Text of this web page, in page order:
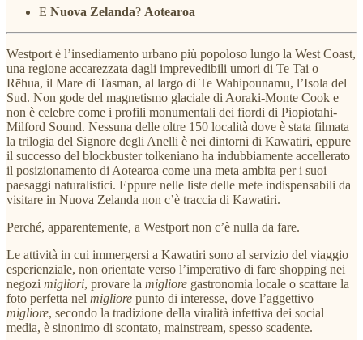
E Nuova Zelanda? Aotearoa
Westport è l’insediamento urbano più popoloso lungo la West Coast,
una regione accarezzata dagli imprevedibili umori di Te Tai o
Rēhua, il Mare di Tasman, al largo di Te Wahipounamu, l’Isola del
Sud. Non gode del magnetismo glaciale di Aoraki-Monte Cook e
non è celebre come i profili monumentali dei fiordi di Piopiotahi-
Milford Sound. Nessuna delle oltre 150 località dove è stata filmata
la trilogia del Signore degli Anelli è nei dintorni di Kawatiri, eppure
il successo del blockbuster tolkeniano ha indubbiamente accellerato
il posizionamento di Aotearoa come una meta ambita per i suoi
paesaggi naturalistici. Eppure nelle liste delle mete indispensabili da
visitare in Nuova Zelanda non c’è traccia di Kawatiri.
Perché, apparentemente, a Westport non c’è nulla da fare.
Le attività in cui immergersi a Kawatiri sono al servizio del viaggio
esperienziale, non orientate verso l’imperativo di fare shopping nei
negozi migliori, provare la migliore gastronomia locale o scattare la
foto perfetta nel migliore punto di interesse, dove l’aggettivo
migliore, secondo la tradizione della viralità infettiva dei social
media, è sinonimo di scontato, mainstream, spesso scadente.